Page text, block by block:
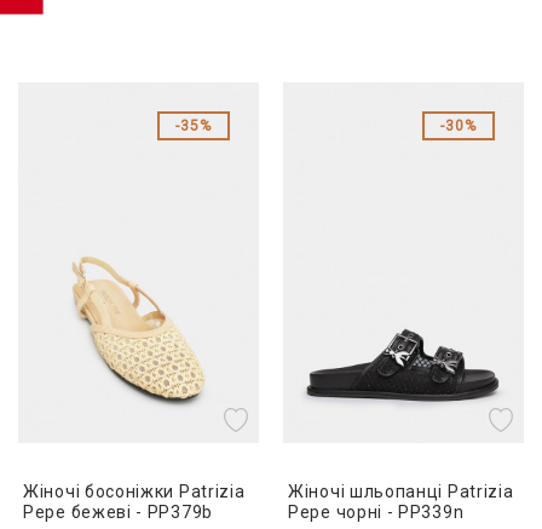
35%
Жіночі босоніжки Patrizia
Pepe бежеві - PP379b
30%
Жіночі шльопанці Patrizia
Pepe чорні - PP339n